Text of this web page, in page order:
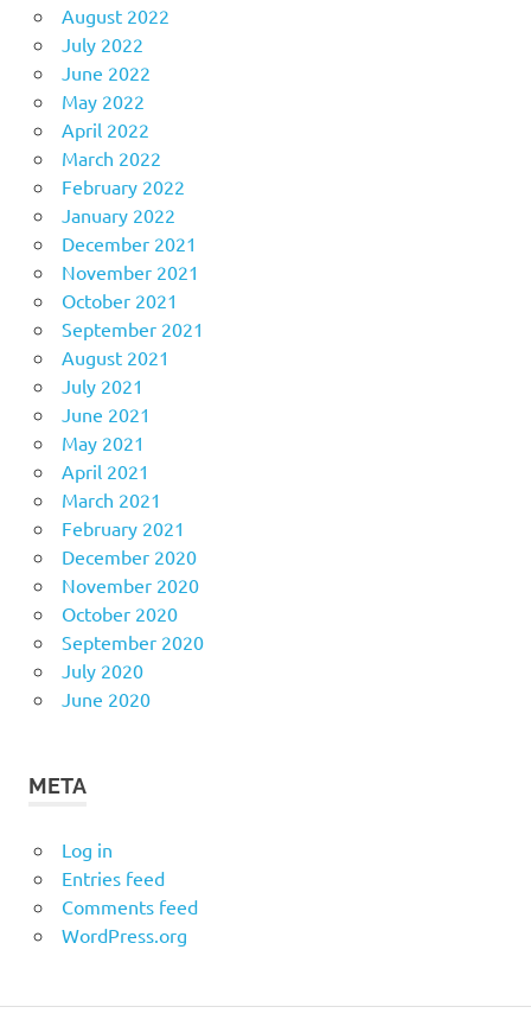
August 2022
July 2022
June 2022
May 2022
April 2022
March 2022
February 2022
January 2022
December 2021
November 2021
October 2021
September 2021
August 2021
July 2021
June 2021
May 2021
April 2021
March 2021
February 2021
December 2020
November 2020
October 2020
September 2020
July 2020
June 2020
META
Log in
Entries feed
Comments feed
WordPress.org